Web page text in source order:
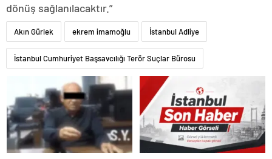
dönüş sağlanılacaktır.”
Akın Gürlek ekrem imamoğlu İstanbul Adliye
İstanbul Cumhuriyet Başsavcılığı Terör Suçlar Bürosu